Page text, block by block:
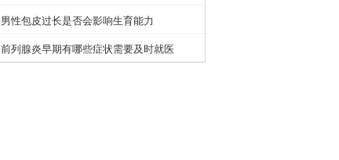
男性包皮过长是否会影响生育能力
前列腺炎早期有哪些症状需要及时就医